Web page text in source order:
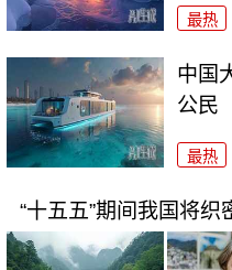
最热
中国
公民
最热
“十五五”期间我国将